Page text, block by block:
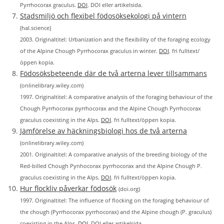
Pyrrhocorax graculus. DOI. DOI eller artikelsida.
Stadsmiljö och flexibel födosöksekologi på vintern
(hal.science)
2003. Originaltitel: Urbanization and the flexibility of the foraging ecology
of the Alpine Chough Pyrrhocorax graculus in winter. DOI. fri fulltext/
öppen kopia.
Födosöksbeteende där de två arterna lever tillsammans
(onlinelibrary.wiley.com)
1997. Originaltitel: A comparative analysis of the foraging behaviour of the
Chough Pyrrhocorax pyrrhocorax and the Alpine Chough Pyrrhocorax
graculus coexisting in the Alps. DOI. fri fulltext/öppen kopia.
Jämförelse av häckningsbiologi hos de två arterna
(onlinelibrary.wiley.com)
2001. Originaltitel: A comparative analysis of the breeding biology of the
Red‐billed Chough Pynhocorax pyrrhocorax and the Alpine Chough P.
graculus coexisting in the Alps. DOI. fri fulltext/öppen kopia.
Hur flockliv påverkar födosök (doi.org)
1997. Originaltitel: The influence of flocking on the foraging behaviour of
the chough (Pyrrhocorax pyrrhocorax) and the Alpine chough (P. graculus)